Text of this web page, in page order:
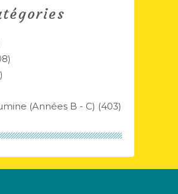
(années B - C) (403)